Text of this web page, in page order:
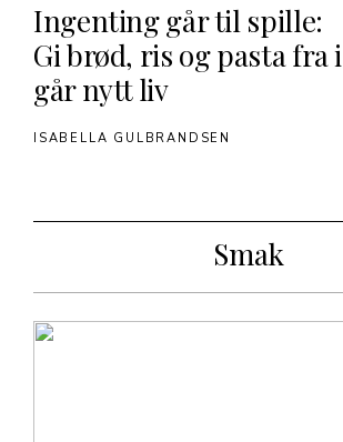
Ingenting går til spille:
Gi brød, ris og pasta fra i
går nytt liv
ISABELLA GULBRANDSEN
Smak